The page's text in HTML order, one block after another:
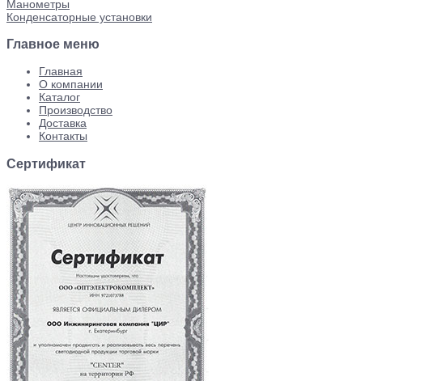
Манометры
Конденсаторные установки
Главное меню
Главная
О компании
Каталог
Производство
Доставка
Контакты
Сертификат